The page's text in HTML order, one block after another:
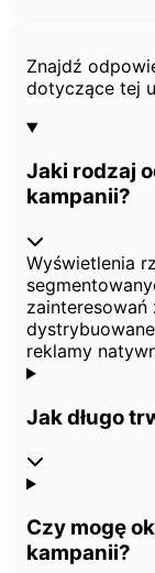
Często
Znajdź
dotyczące tej
Jaki rodzaj
kampanii?
Wyświetlenia
reklamy
Jak długo
Czy mogę
kampanii?